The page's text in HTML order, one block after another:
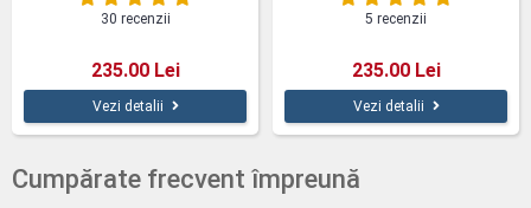
30 recenzii
235.00 Lei
Vezi detalii
5 recenzii
235.00 Lei
Vezi detalii
Cumpărate frecvent împreună